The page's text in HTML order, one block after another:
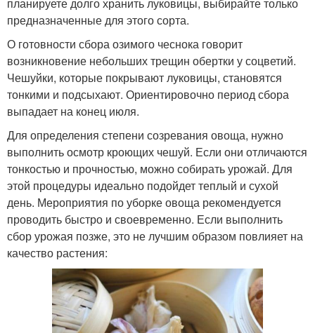
планируете долго хранить луковицы, выбирайте только
предназначенные для этого сорта.
О готовности сбора озимого чеснока говорит
возникновение небольших трещин обертки у соцветий.
Чешуйки, которые покрывают луковицы, становятся
тонкими и подсыхают. Ориентировочно период сбора
выпадает на конец июля.
Для определения степени созревания овоща, нужно
выполнить осмотр кроющих чешуй. Если они отличаются
тонкостью и прочностью, можно собирать урожай. Для
этой процедуры идеально подойдет теплый и сухой
день. Мероприятия по уборке овоща рекомендуется
проводить быстро и своевременно. Если выполнить
сбор урожая позже, это не лучшим образом повлияет на
качество растения: